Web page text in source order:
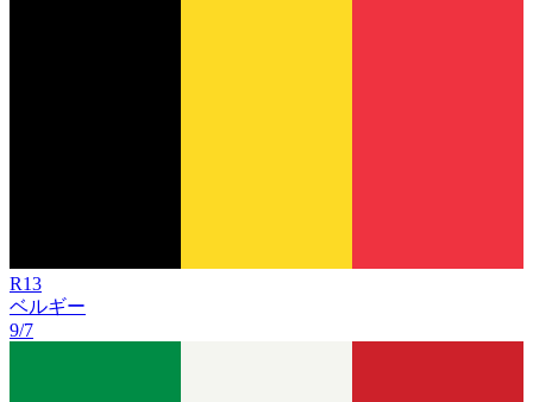
R13
ベルギー
9/7